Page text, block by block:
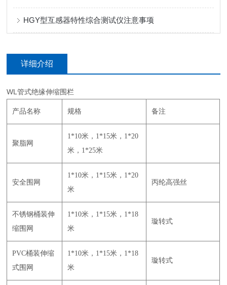
HGY型互感器特性综合测试仪注意事项
详细介绍
WL管式绝缘伸缩围栏
产品名称 规格 备注
聚脂网
1*10米，1*15米，1*20
米，1*25米
安全围网
1*10米，1*15米，1*20
米
丙纶高强丝
不锈钢桶装伸
缩围网
1*10米，1*15米，1*18
米
璇转式
PVC桶装伸缩
式围网
1*10米，1*15米，1*18
米
璇转式